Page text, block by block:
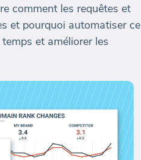
comment les requêtes et
et pourquoi automatiser ce
et améliorer les